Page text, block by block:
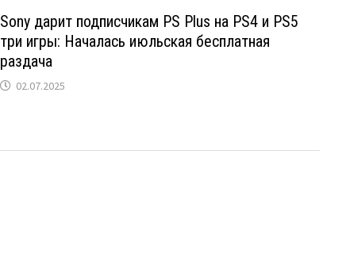
Sony дарит подписчикам PS Plus на PS4 и PS5
три игры: Началась июльская бесплатная
раздача
02.07.2025